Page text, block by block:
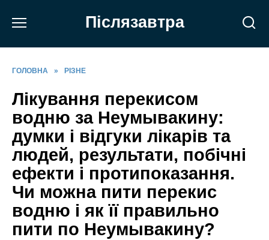
Післязавтра
ГОЛОВНА » РІЗНЕ
Лікування перекисом
водню за Неумывакину:
думки і відгуки лікарів та
людей, результати, побічні
ефекти і протипоказання.
Чи можна пити перекис
водню і як її правильно
пити по Неумывакину?